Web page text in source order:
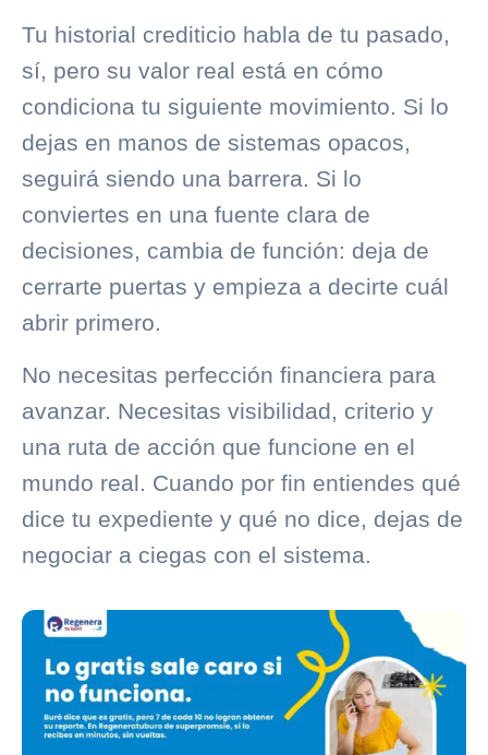
Tu historial crediticio habla de tu pasado,
sí, pero su valor real está en cómo
condiciona tu siguiente movimiento. Si lo
dejas en manos de sistemas opacos,
seguirá siendo una barrera. Si lo
conviertes en una fuente clara de
decisiones, cambia de función: deja de
cerrarte puertas y empieza a decirte cuál
abrir primero.
No necesitas perfección financiera para
avanzar. Necesitas visibilidad, criterio y
una ruta de acción que funcione en el
mundo real. Cuando por fin entiendes qué
dice tu expediente y qué no dice, dejas de
negociar a ciegas con el sistema.